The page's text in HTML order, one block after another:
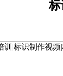
标